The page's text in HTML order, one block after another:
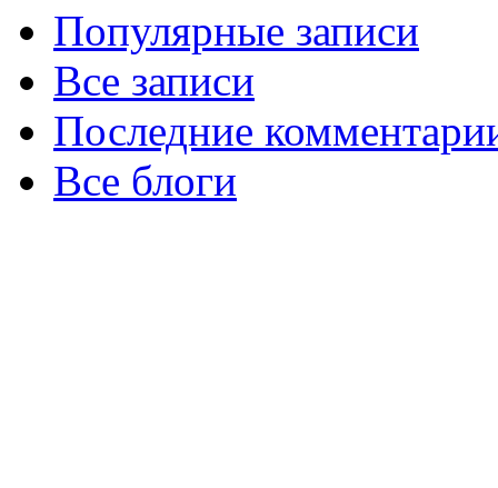
Популярные записи
Все записи
Последние
Все блоги